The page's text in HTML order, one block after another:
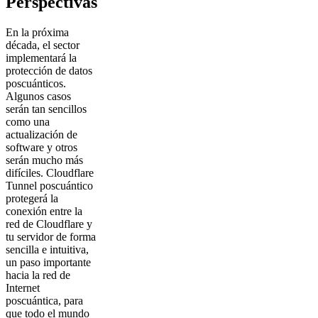
En la próxima
década, el sector
implementará la
protección de datos
poscuánticos.
Algunos casos
serán tan sencillos
como una
actualización de
software y otros
serán mucho más
difíciles. Cloudflare
Tunnel poscuántico
protegerá la
conexión entre la
red de Cloudflare y
tu servidor de forma
sencilla e intuitiva,
un paso importante
hacia la red de
Internet
poscuántica, para
que todo el mundo